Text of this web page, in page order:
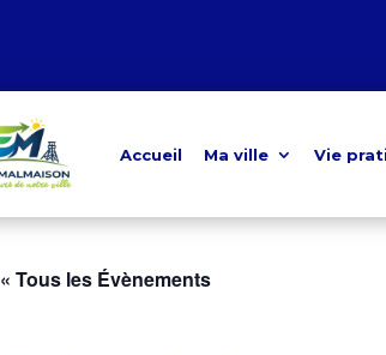
Accueil Ma ville Vie
« Tous les Évènements